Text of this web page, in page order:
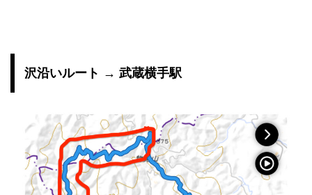
沢沿いルート → 武蔵横手駅